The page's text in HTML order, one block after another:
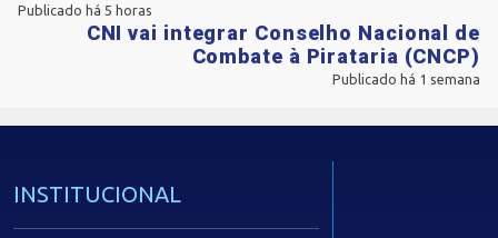
Publicado há 5 horas
CNI vai integrar Conselho Nacional de
Combate à Pirataria (CNCP)
Publicado há 1 semana
INSTITUCIONAL